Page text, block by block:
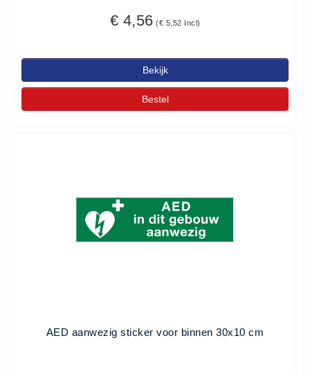
€ 4,56 (€ 5,52 Incl)
Bekijk
Bestel
AED aanwezig sticker voor binnen 30x10 cm